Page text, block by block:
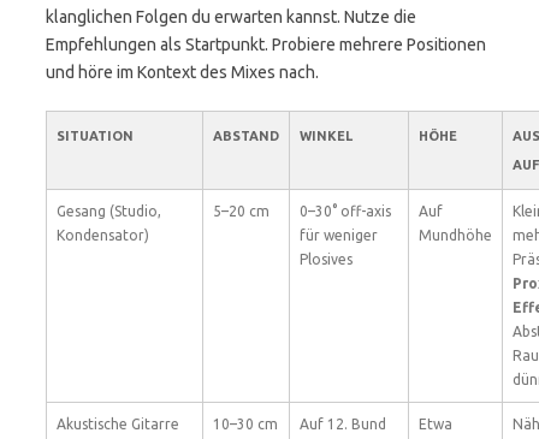
klanglichen Folgen du erwarten kannst. Nutze die
Empfehlungen als Startpunkt. Probiere mehrere Positionen
und höre im Kontext des Mixes nach.
SITUATION ABSTAND WINKEL HÖHE
Gesang (Studio,
Kondensator)
5–20 cm
0–30° off-axis
für weniger
Plosives
Auf
Mundhöhe
Akustische Gitarre
10–30 cm
Auf 12. Bund
Etwa